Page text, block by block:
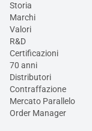
Storia
Marchi
Valori
R&D
Certificazioni
70 anni
Distributori
Contraffazione
Mercato Parallelo
Order Manager